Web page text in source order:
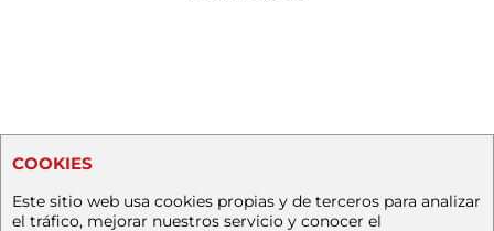
COOKIES
Este sitio web usa cookies propias y de terceros para analizar
el tráfico, mejorar nuestros servicio y conocer el